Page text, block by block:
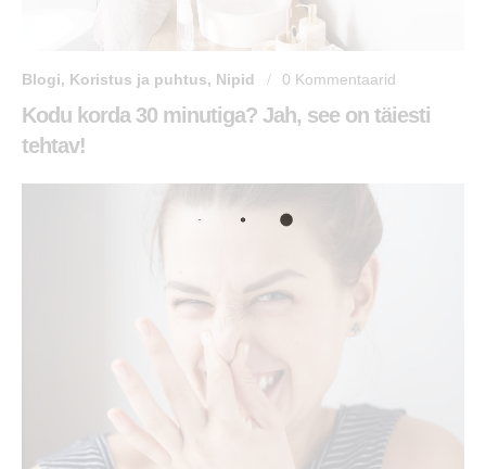
Blogi, Koristus ja puhtus, Nipid 0 Kommentaarid
Kodu korda 30 minutiga? Jah, see on täiesti
tehtav!